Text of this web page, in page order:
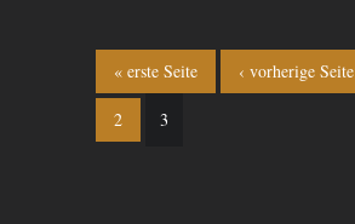
Seiten
« erste Seite ‹ vorherige Seite
2 3